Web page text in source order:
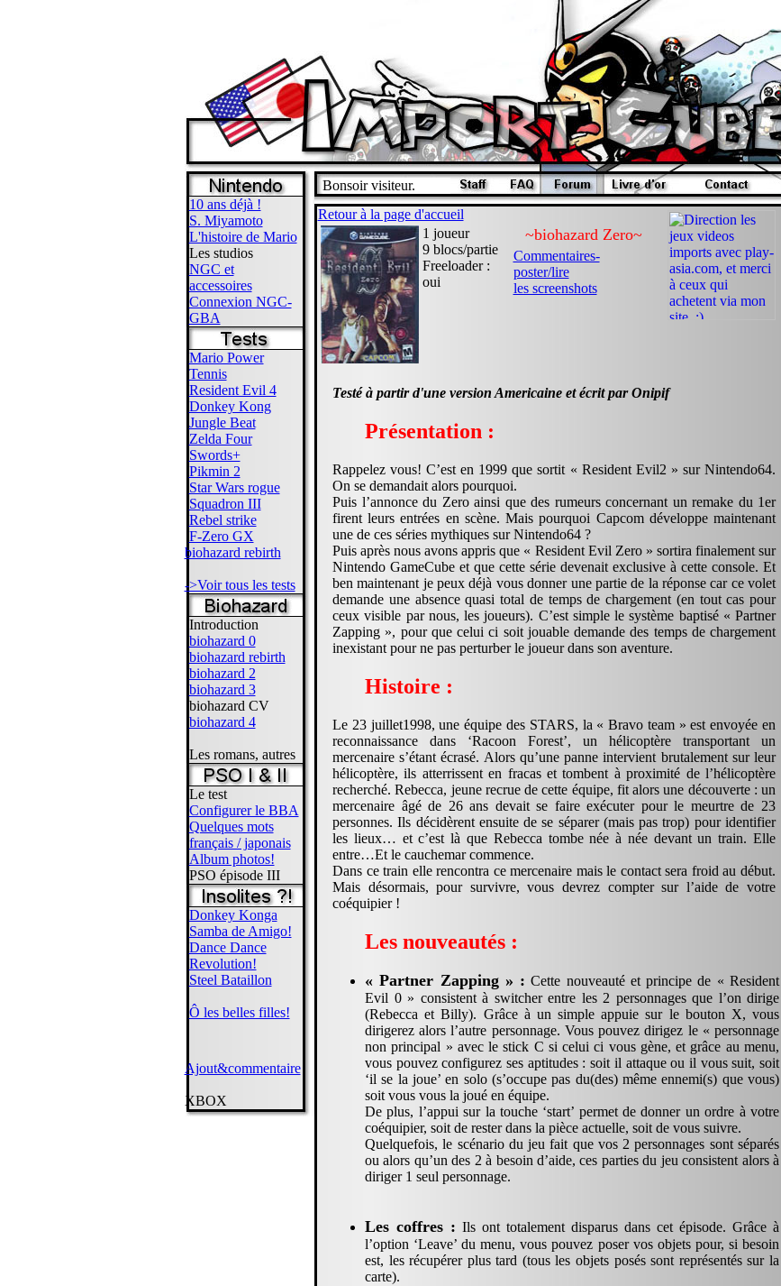
10 ans déjà !
S. Miyamoto
L'histoire de Mario
Les studios
NGC et
accessoires
Connexion NGC-
GBA
Mario Power
Tennis
Resident Evil 4
Donkey Kong
Jungle Beat
Zelda Four
Swords+
Pikmin 2
Star Wars rogue
Squadron III
Rebel strike
F-Zero GX
biohazard rebirth
->Voir tous les tests
Introduction
biohazard 0
biohazard rebirth
biohazard 2
biohazard 3
biohazard CV
biohazard 4
Les romans, autres
Le test
Configurer le BBA
Quelques mots
français / japonais
Album photos!
PSO épisode III
Donkey Konga
Samba de Amigo!
Dance Dance
Revolution!
Steel Bataillon
Ô les belles filles!
Ajout&commentaire
XBOX
Bonsoir visiteur.
Retour à la page d'accueil
1 joueur
9 blocs/partie
Freeloader :
oui
~biohazard Zero~
Commentaires-
poster/lire
les screenshots
Testé à partir d'une version Americaine et écrit par Onipif
Présentation :
Rappelez vous! C’est en 1999 que sortit « Resident Evil2 » sur Nintendo64.
On se demandait alors pourquoi.
Puis l’annonce du Zero ainsi que des rumeurs concernant un remake du 1er
firent leurs entrées en scène. Mais pourquoi Capcom développe maintenant
une de ces séries mythiques sur Nintendo64 ?
Puis après nous avons appris que « Resident Evil Zero » sortira finalement sur
Nintendo GameCube et que cette série devenait exclusive à cette console. Et
ben maintenant je peux déjà vous donner une partie de la réponse car ce volet
demande une absence quasi total de temps de chargement (en tout cas pour
ceux visible par nous, les joueurs). C’est simple le système baptisé « Partner
Zapping », pour que celui ci soit jouable demande des temps de chargement
inexistant pour ne pas perturber le joueur dans son aventure.
Histoire :
Le 23 juillet1998, une équipe des STARS, la « Bravo team » est envoyée en
reconnaissance dans ‘Racoon Forest’, un hélicoptère transportant un
mercenaire s’étant écrasé. Alors qu’une panne intervient brutalement sur leur
hélicoptère, ils atterrissent en fracas et tombent à proximité de l’hélicoptère
recherché. Rebecca, jeune recrue de cette équipe, fit alors une découverte : un
mercenaire âgé de 26 ans devait se faire exécuter pour le meurtre de 23
personnes. Ils décidèrent ensuite de se séparer (mais pas trop) pour identifier
les lieux… et c’est là que Rebecca tombe née à née devant un train. Elle
entre…Et le cauchemar commence.
Dans ce train elle rencontra ce mercenaire mais le contact sera froid au début.
Mais désormais, pour survivre, vous devrez compter sur l’aide de votre
coéquipier !
Les nouveautés :
« Partner Zapping » : Cette nouveauté et principe de « Resident
Evil 0 » consistent à switcher entre les 2 personnages que l’on dirige
(Rebecca et Billy). Grâce à un simple appuie sur le bouton X, vous
dirigerez alors l’autre personnage. Vous pouvez dirigez le « personnage
non principal » avec le stick C si celui ci vous gène, et grâce au menu,
vous pouvez configurez ses aptitudes : soit il attaque ou il vous suit, soit
‘il se la joue’ en solo (s’occupe pas du(des) même ennemi(s) que vous)
soit vous vous la joué en équipe.
De plus, l’appui sur la touche ‘start’ permet de donner un ordre à votre
coéquipier, soit de rester dans la pièce actuelle, soit de vous suivre.
Quelquefois, le scénario du jeu fait que vos 2 personnages sont séparés
ou alors qu’un des 2 à besoin d’aide, ces parties du jeu consistent alors à
diriger 1 seul personnage.
Les coffres : Ils ont totalement disparus dans cet épisode. Grâce à
l’option ‘Leave’ du menu, vous pouvez poser vos objets pour, si besoin
est, les récupérer plus tard (tous les objets posés sont représentés sur la
carte).